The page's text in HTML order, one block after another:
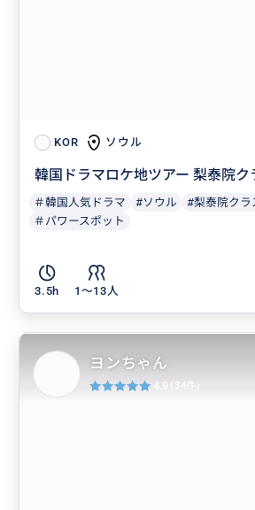
KOR ソウル
韓国ドラマロケ地ツアー 梨泰院ク
＃韓国人気ドラマ #ソウル
#梨泰院クラ
＃パワースポット
3.5h 1〜13人
ヨンちゃん
4.9 (34件)